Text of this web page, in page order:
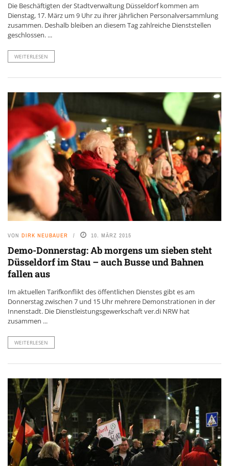
Die Beschäftigten der Stadtverwaltung Düsseldorf kommen am
Dienstag, 17. März um 9 Uhr zu ihrer jährlichen Personalversammlung
zusammen. Deshalb bleiben an diesem Tag zahlreiche Dienststellen
geschlossen. ...
WEITERLESEN
VON DIRK NEUBAUER 10. MÄRZ 2015
Demo-Donnerstag: Ab morgens um sieben steht
Düsseldorf im Stau – auch Busse und Bahnen
fallen aus
Im aktuellen Tarifkonflikt des öffentlichen Dienstes gibt es am
Donnerstag zwischen 7 und 15 Uhr mehrere Demonstrationen in der
Innenstadt. Die Dienstleistungsgewerkschaft ver.di NRW hat
zusammen ...
WEITERLESEN